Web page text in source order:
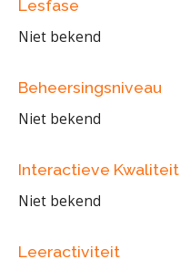
Lesfase
Niet bekend
Beheersingsniveau
Niet bekend
Interactieve Kwaliteit
Niet bekend
Leeractiviteit